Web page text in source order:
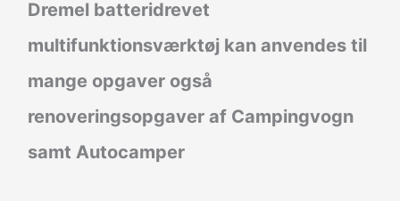
Dremel batteridrevet
multifunktionsværktøj kan anvendes til
mange opgaver også
renoveringsopgaver af Campingvogn
samt Autocamper